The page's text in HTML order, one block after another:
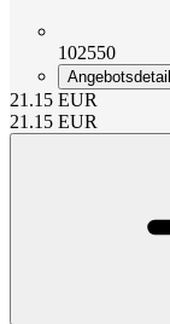
102550
21.15 EUR
21.15 EUR